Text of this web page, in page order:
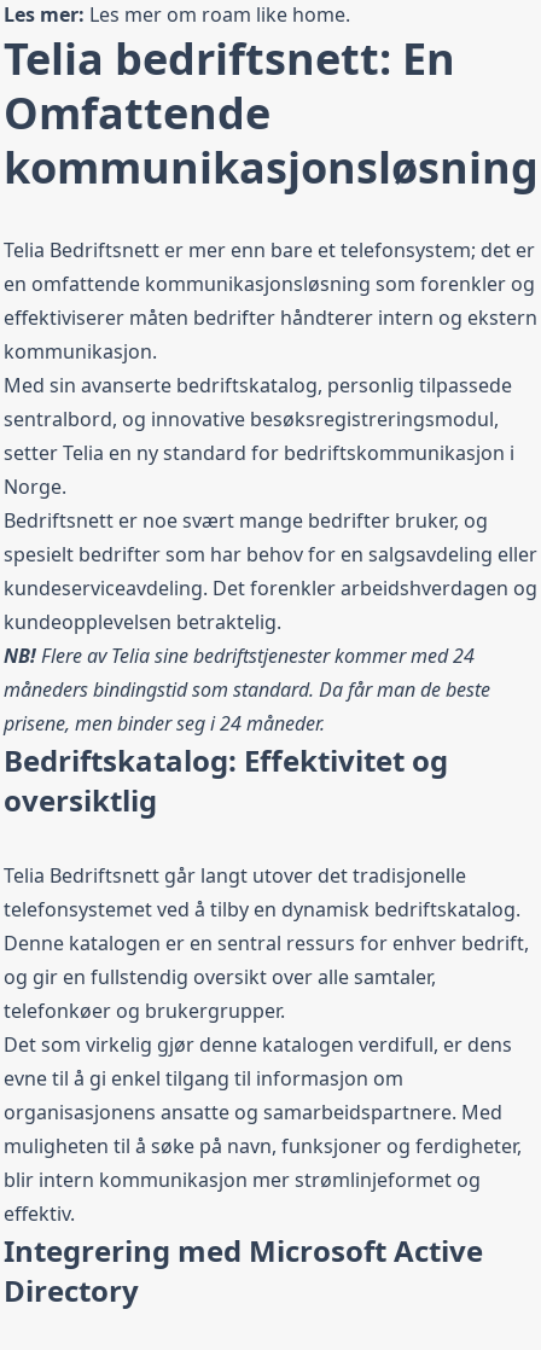
Les mer: Les mer om roam like home.
Telia bedriftsnett: En
Omfattende
kommunikasjonsløsning
Telia Bedriftsnett er mer enn bare et telefonsystem; det er
en omfattende kommunikasjonsløsning som forenkler og
effektiviserer måten bedrifter håndterer intern og ekstern
kommunikasjon.
Med sin avanserte bedriftskatalog, personlig tilpassede
sentralbord, og innovative besøksregistreringsmodul,
setter Telia en ny standard for bedriftskommunikasjon i
Norge.
Bedriftsnett er noe svært mange bedrifter bruker, og
spesielt bedrifter som har behov for en salgsavdeling eller
kundeserviceavdeling. Det forenkler arbeidshverdagen og
kundeopplevelsen betraktelig.
NB!Flere av Telia sine bedriftstjenester kommer med 24
måneders bindingstid som standard. Da får man de beste
prisene, men binder seg i 24 måneder.
Bedriftskatalog: Effektivitet og
oversiktlig
Telia Bedriftsnett går langt utover det tradisjonelle
telefonsystemet ved å tilby en dynamisk bedriftskatalog.
Denne katalogen er en sentral ressurs for enhver bedrift,
og gir en fullstendig oversikt over alle samtaler,
telefonkøer og brukergrupper.
Det som virkelig gjør denne katalogen verdifull, er dens
evne til å gi enkel tilgang til informasjon om
organisasjonens ansatte og samarbeidspartnere. Med
muligheten til å søke på navn, funksjoner og ferdigheter,
blir intern kommunikasjon mer strømlinjeformet og
effektiv.
Integrering med Microsoft Active
Directory